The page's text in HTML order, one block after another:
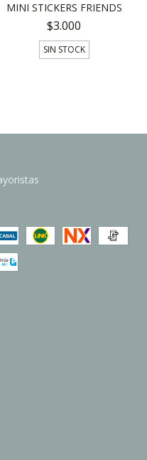
MINI STICKERS FRIENDS
$3.000
SIN STOCK